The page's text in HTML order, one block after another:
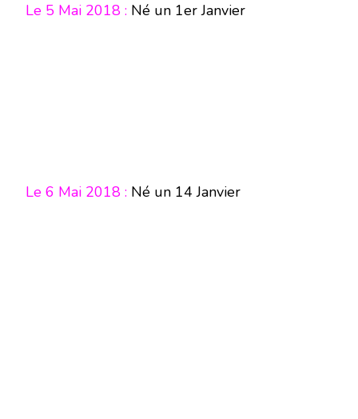
Le 5 Mai 2018 : Né un 1er Janvier
Le 6 Mai 2018 : Né un 14 Janvier